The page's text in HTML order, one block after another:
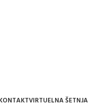
VIRTUELNA ŠETNJA